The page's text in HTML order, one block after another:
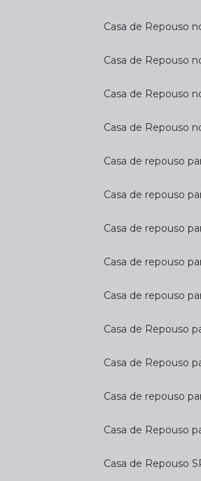
Casa de Repouso
Casa de Repouso
Casa de Repouso
Casa de Repouso
Casa de repouso
Casa de repouso
Casa de repouso
Casa de repouso
Casa de repouso
Casa de Repouso
Casa de Repouso
Casa de repouso
Casa de Repouso
Casa de Repouso